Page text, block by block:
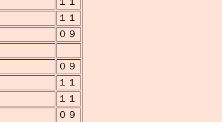
１１
０９
０９
１１
１１
０９